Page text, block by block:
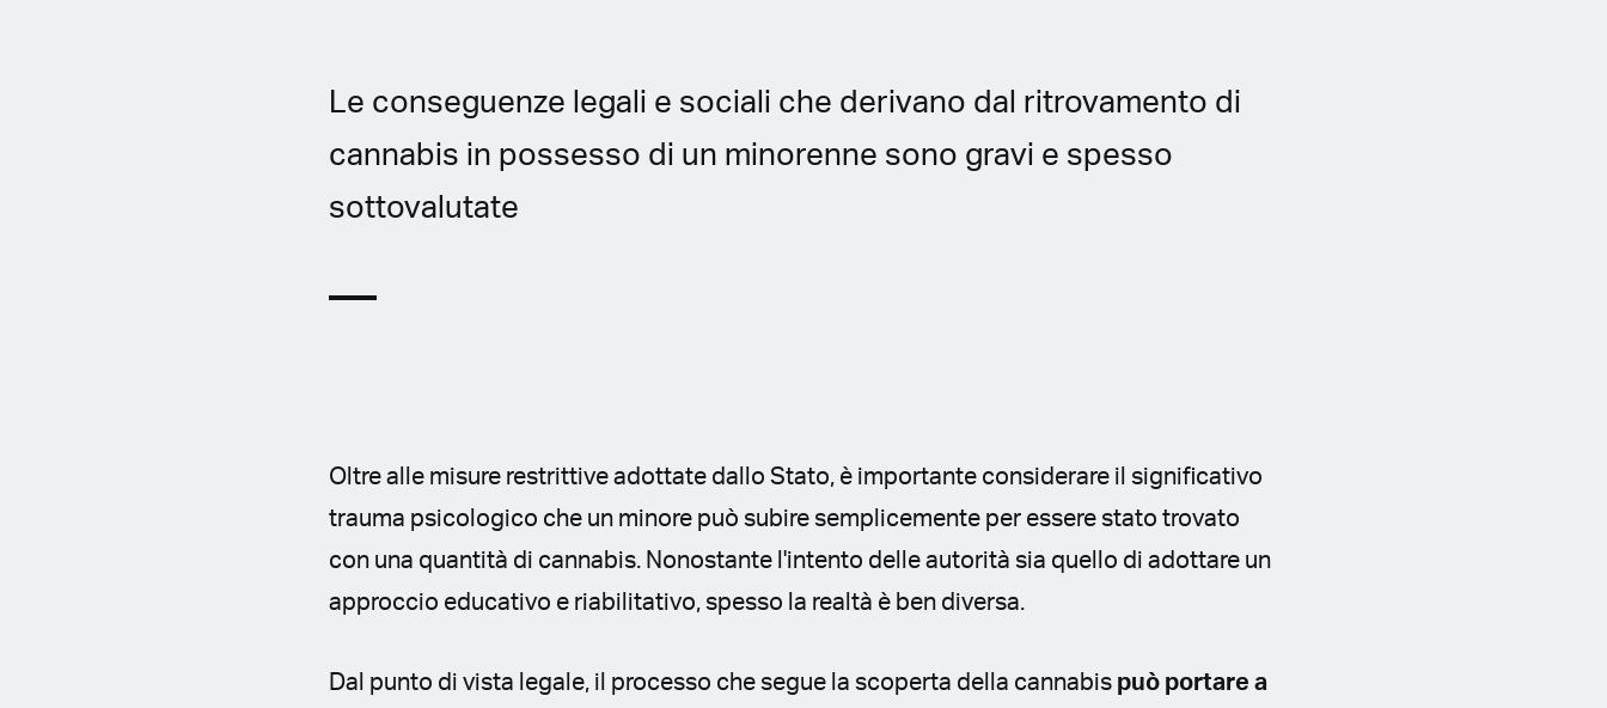
Le conseguenze legali e sociali che derivano dal ritrovamento di
cannabis in possesso di un minorenne sono gravi e spesso
sottovalutate
Oltre alle misure restrittive adottate dallo Stato, è importante considerare il significativo
trauma psicologico che un minore può subire semplicemente per essere stato trovato
con una quantità di cannabis. Nonostante l'intento delle autorità sia quello di adottare un
approccio educativo e riabilitativo, spesso la realtà è ben diversa.
Dal punto di vista legale, il processo che segue la scoperta della cannabis può portare a